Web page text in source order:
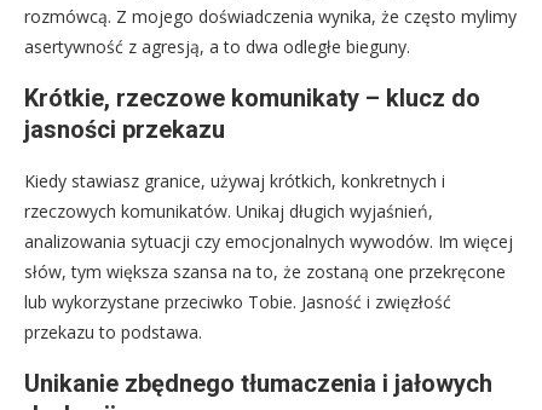
rozmówcą. Z mojego doświadczenia wynika, że często mylimy
asertywność z agresją, a to dwa odległe bieguny.
Krótkie, rzeczowe komunikaty – klucz do
jasności przekazu
Kiedy stawiasz granice, używaj krótkich, konkretnych i
rzeczowych komunikatów. Unikaj długich wyjaśnień,
analizowania sytuacji czy emocjonalnych wywodów. Im więcej
słów, tym większa szansa na to, że zostaną one przekręcone
lub wykorzystane przeciwko Tobie. Jasność i zwięzłość
przekazu to podstawa.
Unikanie zbędnego tłumaczenia i jałowych